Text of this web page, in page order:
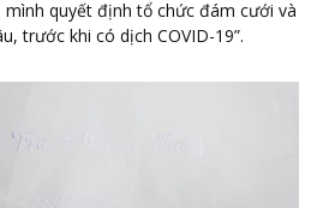
quyết định tổ chức đám cưới và
trước khi có dịch COVID-19”.